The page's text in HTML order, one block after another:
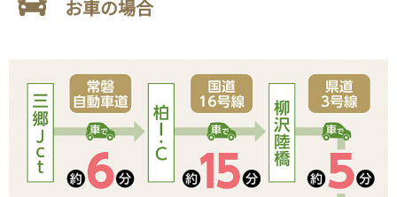
お車の場合